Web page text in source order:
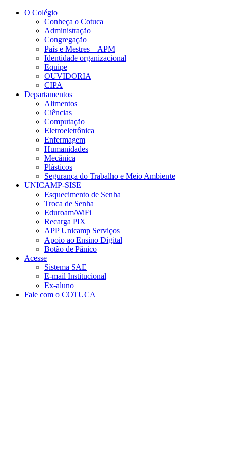
Conteúdo principal
O Colégio
Conheça o Cotuca
Administração
Congregação
Pais e Mestres – APM
Identidade organizacional
Equipe
OUVIDORIA
CIPA
Departamentos
Alimentos
Ciências
Computação
Eletroeletrônica
Enfermagem
Humanidades
Mecânica
Plásticos
Segurança do Trabalho e Meio Ambiente
UNICAMP-SISE
Esquecimento de Senha
Troca de Senha
Eduroam/WiFi
Recarga PIX
APP Unicamp Serviços
Apoio ao Ensino Digital
Botão de Pânico
Acesse
Sistema SAE
E-mail Institucional
Ex-aluno
Fale com o COTUCA